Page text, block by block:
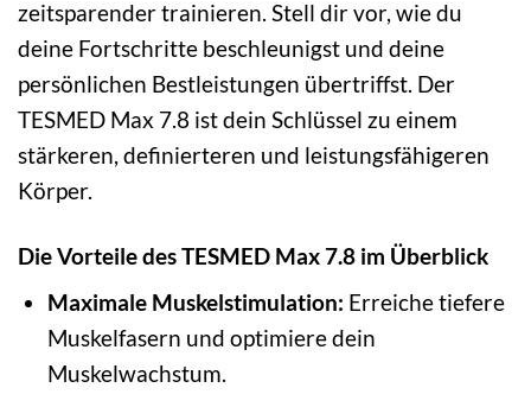
zeitsparender trainieren. Stell dir vor, wie du
deine Fortschritte beschleunigst und deine
persönlichen Bestleistungen übertriffst. Der
TESMED Max 7.8 ist dein Schlüssel zu einem
stärkeren, definierteren und leistungsfähigeren
Körper.
Die Vorteile des TESMED Max 7.8 im Überblick
Maximale Muskelstimulation: Erreiche tiefere
Muskelfasern und optimiere dein
Muskelwachstum.